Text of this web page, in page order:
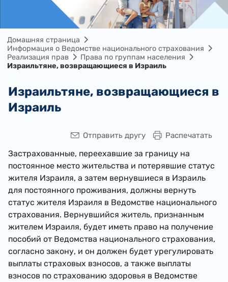
Домашняя страница
Информация о Ведомстве национального страхования
Реализация прав
Права по группам населения
Израильтяне, возвращающиеся в Израиль
Израильтяне, возвращающиеся в
Израиль
Распечатать
Отправить другу
Застрахованные, переехавшие за границу на
постоянное место жительства и потерявшие статус
жителя Израиля, а затем вернувшиеся в Израиль
для постоянного проживания, должны вернуть
статус жителя Израиля в Ведомстве национального
страхования. Вернувшийся житель, признанным
жителем Израиля, будет иметь право на получение
пособий от Ведомства национального страхования,
согласно закону, и он должен будет урегулировать
выплаты страховых взносов, а также выплаты
взносов по страхованию здоровья в Ведомстве